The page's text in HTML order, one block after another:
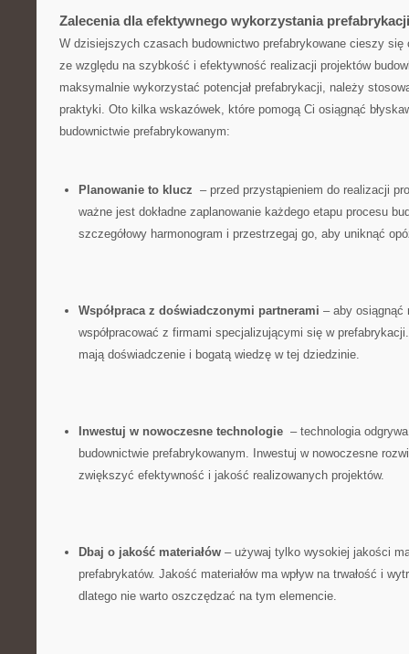
Zalecenia dla ‌efektywnego wykorzystania
W dzisiejszych⁤ czasach budownictwo prefabrykowane cieszy się
ze względu na szybkość‍ i efektywność realizacji projektów⁢
maksymalnie wykorzystać potencjał prefabrykacji, należy
praktyki. Oto kilka ⁢wskazówek, które pomogą‌ Ci osiągnąć
⁣budownictwie prefabrykowanym:
Planowanie to klucz
– ⁢przed przystąpieniem do realizacji
ważne⁢ jest dokładne zaplanowanie⁣ każdego etapu ​procesu
‌szczegółowy harmonogram i ⁣przestrzegaj ‌go, aby uniknąć
Współpraca z ‍doświadczonymi partnerami – aby osiągnąć
współpracować z​ firmami specjalizującymi się w
mają​ doświadczenie i bogatą wiedzę⁤ w tej dziedzinie.
Inwestuj w ⁤nowoczesne technologie – technologia
budownictwie​ prefabrykowanym. Inwestuj w nowoczesne
zwiększyć efektywność i jakość realizowanych projektów.
Dbaj o jakość materiałów–‌ używaj tylko wysokiej‍ jakości
prefabrykatów. Jakość materiałów ma ‍wpływ ‍na trwałość ⁤i
dlatego nie warto oszczędzać na tym elemencie.